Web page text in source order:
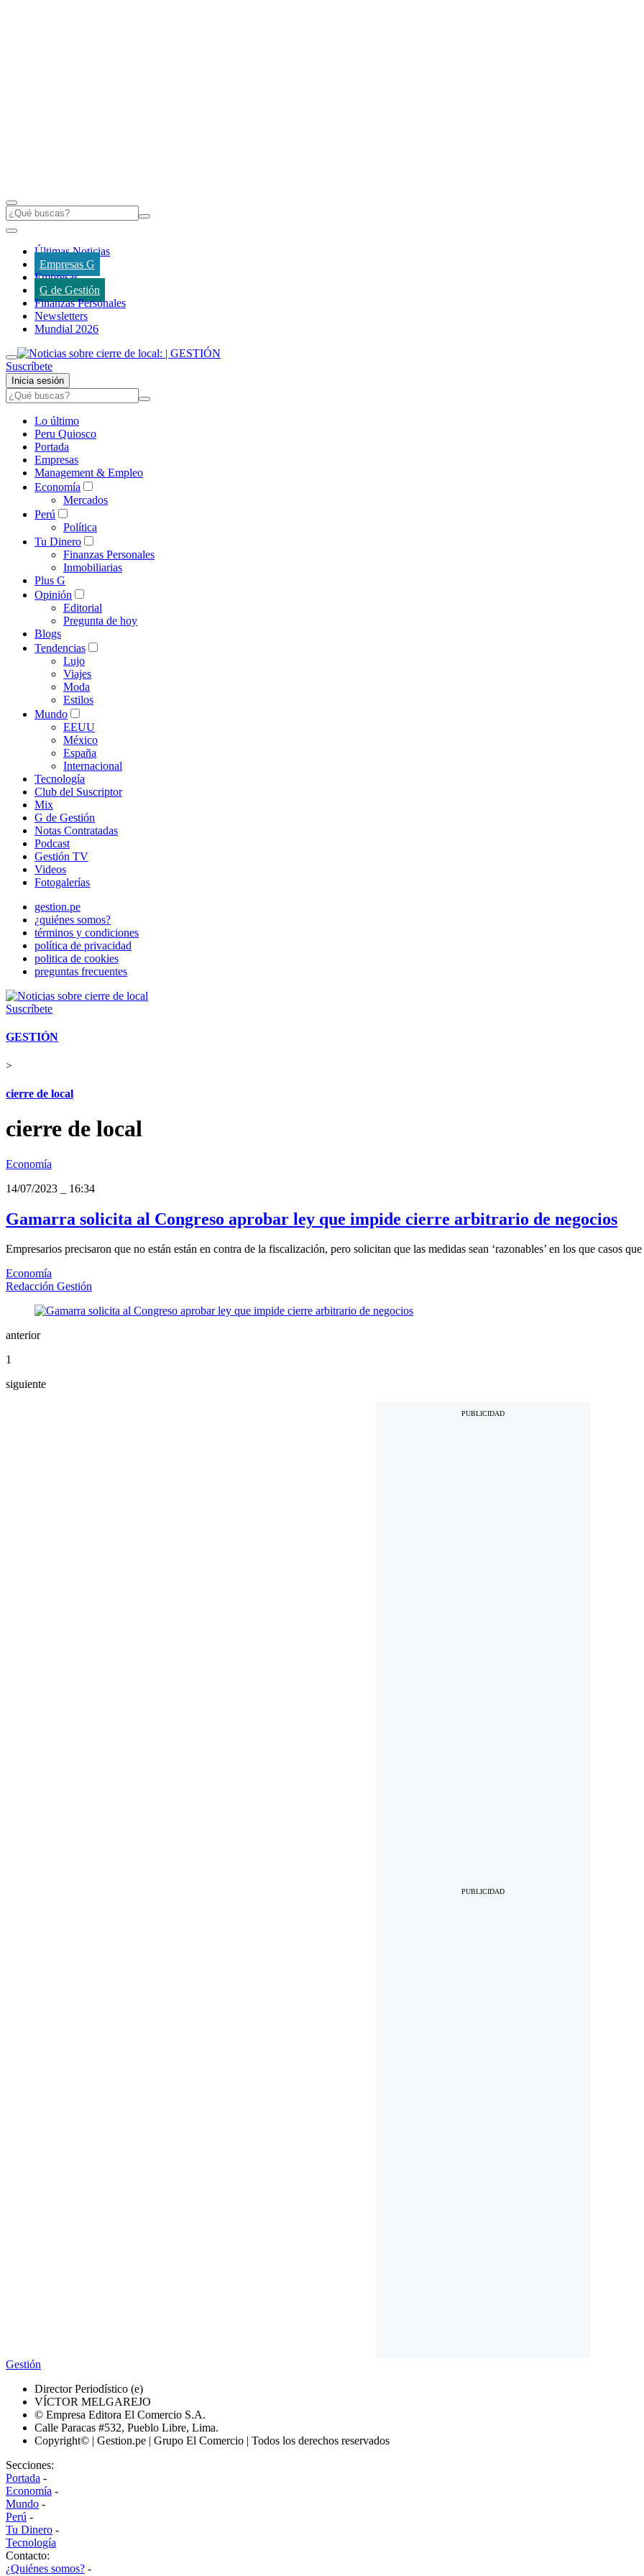
Últimas Noticias
Empresas G
Empresas
G de Gestión
Finanzas Personales
Newsletters
Mundial 2026
Suscríbete
Inicia sesión
Lo último
Peru Quiosco
Portada
Empresas
Management & Empleo
Economía
Mercados
Perú
Política
Tu Dinero
Finanzas Personales
Inmobiliarias
Plus G
Opinión
Editorial
Pregunta de hoy
Blogs
Tendencias
Lujo
Viajes
Moda
Estilos
Mundo
EEUU
México
España
Internacional
Tecnología
Club del Suscriptor
Mix
G de Gestión
Notas Contratadas
Podcast
Gestión TV
Videos
Fotogalerías
gestion.pe
¿quiénes somos?
términos y condiciones
política de privacidad
politica de cookies
preguntas frecuentes
Suscríbete
GESTIÓN
>
cierre de local
cierre de local
Economía
14/07/2023
16:34
Gamarra solicita al Congreso aprobar ley que impide cierre arbitrario de negocios
Empresarios precisaron que no están están en contra de la fiscalización, pero solicitan que las medidas sean ‘razonables’ en los que casos
Economía
Redacción Gestión
anterior
1
siguiente
Gestión
Director Periodístico (e)
VÍCTOR MELGAREJO
© Empresa Editora El Comercio S.A.
Calle Paracas #532, Pueblo Libre, Lima.
Copyright© | Gestion.pe | Grupo El Comercio | Todos los derechos reservados
Secciones:
Portada -
Economía -
Mundo -
Perú -
Tu Dinero -
Tecnología
Contacto:
¿Quiénes somos? -